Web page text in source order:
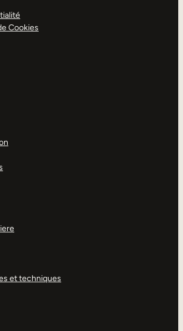
Cookies
et techniques